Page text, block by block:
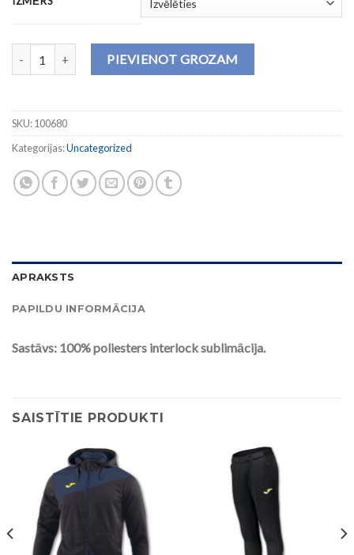
Krekls GRADA daudzumsPIEVIENOT GROZAM
SKU:100680
Kategorijas:Uncategorized
APRAKSTS
PAPILDU INFORMĀCIJA
Sastāvs: 100% poliesters interlock sublimācija.
SAISTĪTIE PRODUKTI